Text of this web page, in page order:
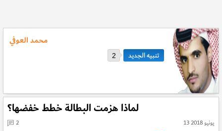
محمد العوفي
2
لماذا هزمت البطالة خطط خفضها؟
13 يونيو 2018
2